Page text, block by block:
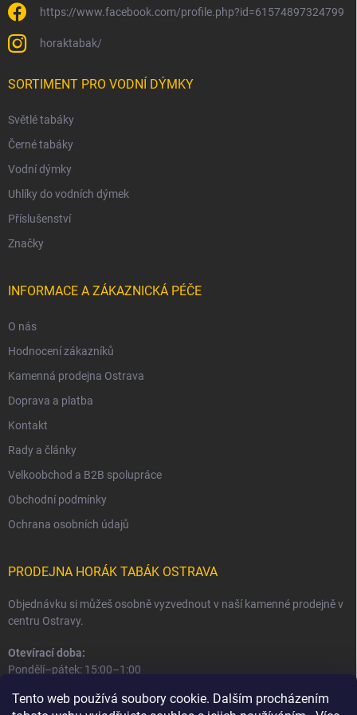
Tento web používá soubory cookie. Dalším procházením
https://www.facebook.com/profile.php?id=61574897324799
horaktabak/
SORTIMENT PRO VODNÍ DÝMKY
Světlé tabáky
Černé tabáky
Vodní dýmky
Uhlíky do vodních dýmek
Příslušenství
Značky
INFORMACE A ZÁKAZNICKÁ PÉČE
O nás
Hodnocení zákazníků
Kamenná prodejna Ostrava
Doprava a platba
Kontakt
Rady a články
Velkoobchod a B2B spolupráce
Obchodní podmínky
Ochrana osobních údajů
PRODEJNA HORÁK TABÁK OSTRAVA
Objednávku si můžeš osobně vyzvednout v naší kamenné prodejně v
centru Ostravy.
Otevírací doba:
Pondělí–pátek: 15:00–1:00